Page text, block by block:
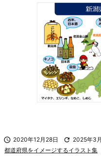
 2020年12月28日  2025年3
都道府県をイメージするイラスト集